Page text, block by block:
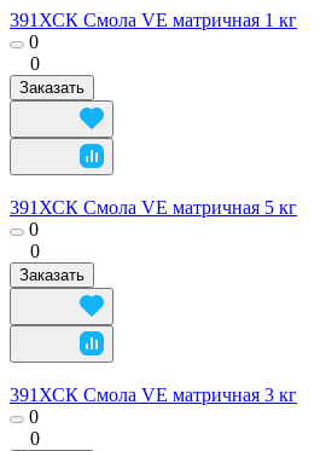
391ХСК Смола VE матричная 1 кг
0
0
Заказать
391ХСК Смола VE матричная 5 кг
0
0
Заказать
391ХСК Смола VE матричная 3 кг
0
0